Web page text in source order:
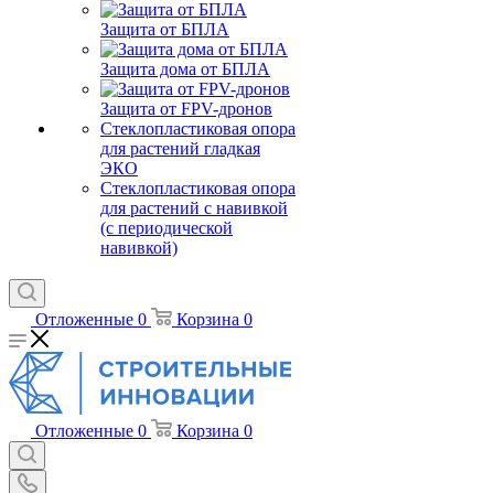
Защита от БПЛА
Защита дома от БПЛА
Защита от FPV-дронов
Стеклопластиковая опора
для растений гладкая
ЭКО
Стеклопластиковая опора
для растений с навивкой
(с периодической
навивкой)
Отложенные 0 Корзина 0
Отложенные 0 Корзина 0